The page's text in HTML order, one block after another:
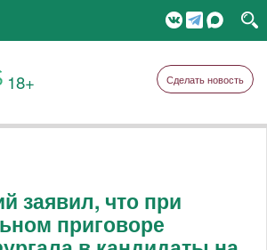
18+ Сделать новость
заявил, что при
приговоре